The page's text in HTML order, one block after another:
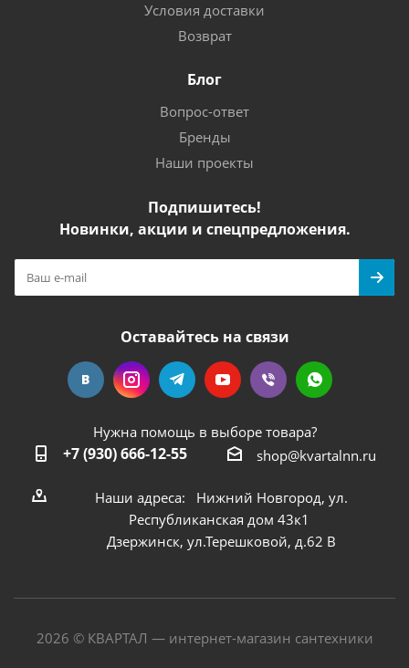
Условия доставки
Возврат
Блог
Вопрос-ответ
Бренды
Наши проекты
Подпишитесь!
Новинки, акции и спецпредложения.
Оставайтесь на связи
Нужна помощь в выборе товара?
+7 (930) 666-12-55 shop@kvartalnn.ru
Наши адреса: Нижний Новгород, ул.
Республиканская дом 43к1
Дзержинск, ул.Терешковой, д.62 В
2026 © КВАРТАЛ — интернет-магазин сантехники